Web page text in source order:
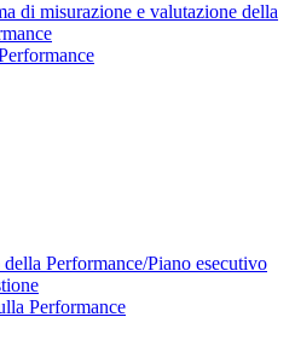
di misurazione e valutazione della
della Performance/Piano esecutivo
Performance